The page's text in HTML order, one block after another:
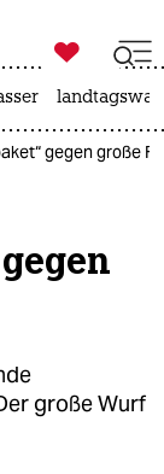

taz zahl ich
gegen große
große Wurf